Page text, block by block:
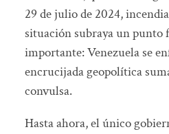
29 de julio de 2024,
situación subraya un punto
importante: Venezuela se
encrucijada geopolítica
convulsa.
Hasta ahora, el único